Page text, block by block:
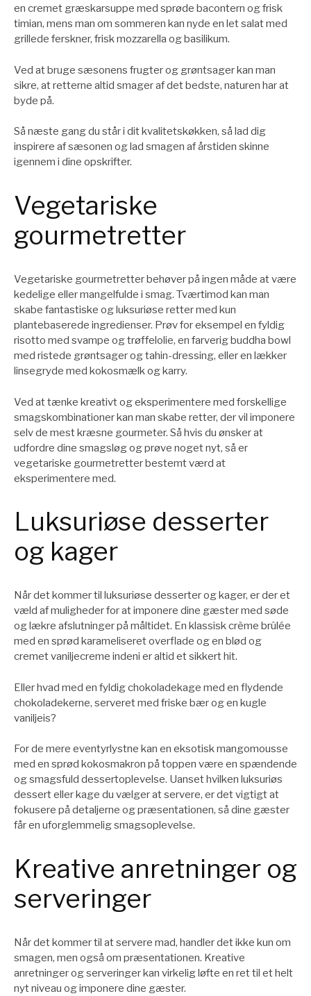
en cremet græskarsuppe med sprøde bacontern og frisk
timian, mens man om sommeren kan nyde en let salat med
grillede ferskner, frisk mozzarella og basilikum.
Ved at bruge sæsonens frugter og grøntsager kan man
sikre, at retterne altid smager af det bedste, naturen har at
byde på.
Så næste gang du står i dit kvalitetskøkken, så lad dig
inspirere af sæsonen og lad smagen af årstiden skinne
igennem i dine opskrifter.
Vegetariske
gourmetretter
Vegetariske gourmetretter behøver på ingen måde at være
kedelige eller mangelfulde i smag. Tværtimod kan man
skabe fantastiske og luksuriøse retter med kun
plantebaserede ingredienser. Prøv for eksempel en fyldig
risotto med svampe og trøffelolie, en farverig buddha bowl
med ristede grøntsager og tahin-dressing, eller en lækker
linsegryde med kokosmælk og karry.
Ved at tænke kreativt og eksperimentere med forskellige
smagskombinationer kan man skabe retter, der vil imponere
selv de mest kræsne gourmeter. Så hvis du ønsker at
udfordre dine smagsløg og prøve noget nyt, så er
vegetariske gourmetretter bestemt værd at
eksperimentere med.
Luksuriøse desserter
og kager
Når det kommer til luksuriøse desserter og kager, er der et
væld af muligheder for at imponere dine gæster med søde
og lækre afslutninger på måltidet. En klassisk crème brûlée
med en sprød karameliseret overflade og en blød og
cremet vaniljecreme indeni er altid et sikkert hit.
Eller hvad med en fyldig chokoladekage med en flydende
chokoladekerne, serveret med friske bær og en kugle
vaniljeis?
For de mere eventyrlystne kan en eksotisk mangomousse
med en sprød kokosmakron på toppen være en spændende
og smagsfuld dessertoplevelse. Uanset hvilken luksuriøs
dessert eller kage du vælger at servere, er det vigtigt at
fokusere på detaljerne og præsentationen, så dine gæster
får en uforglemmelig smagsoplevelse.
Kreative anretninger og
serveringer
Når det kommer til at servere mad, handler det ikke kun om
smagen, men også om præsentationen. Kreative
anretninger og serveringer kan virkelig løfte en ret til et helt
nyt niveau og imponere dine gæster.